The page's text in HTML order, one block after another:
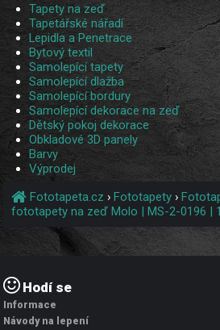
Tapety na zeď
Tapetářské nářadí
Lepidla a Penetrace
Bytový textil
Samolepící tapety
Samolepící dlažba
Samolepící bordury
Samolepící dekorace na zeď
Dětský pokoj dekorace
Obkladové 3D panely
Barvy
Výprodej
Fototapeta.cz ›Fototapety ›
fototapety na zeď Molo | MS-2-0196 |
Hodí se
Informace
Návody na lepení